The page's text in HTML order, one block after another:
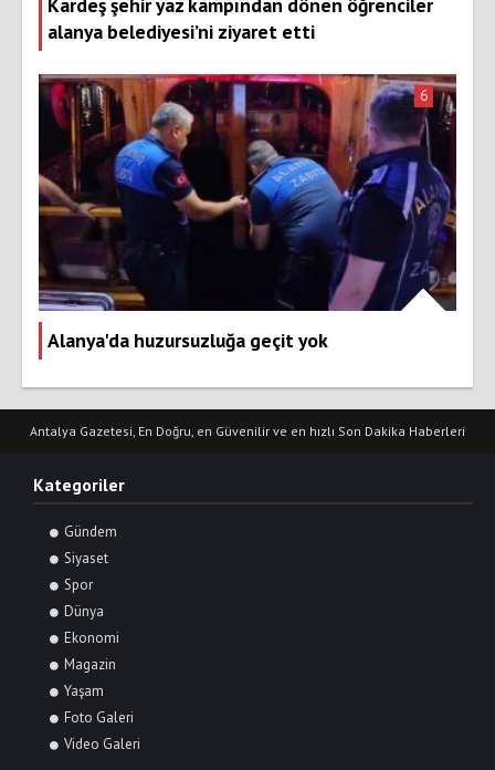
alanya belediyesi’ni ziyaret etti
Alanya'da huzursuzluğa geçit yok
6
Antalya Gazetesi, En Doğru, en Güvenilir ve en hızlı Son Dakika Haberleri
Kategoriler
Gündem
Siyaset
Spor
Dünya
Ekonomi
Magazin
Yaşam
Foto Galeri
Video Galeri